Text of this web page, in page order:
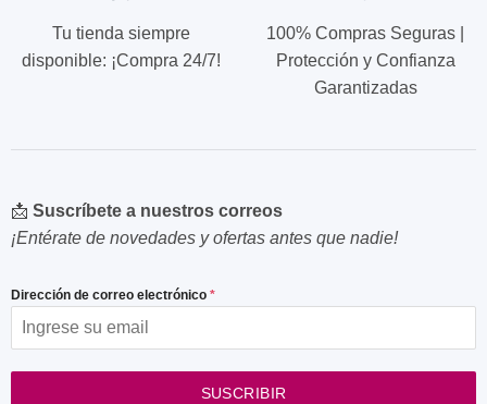
Tu tienda siempre
disponible: ¡Compra 24/7!
100% Compras Seguras |
Protección y Confianza
Garantizadas
📩 Suscríbete a nuestros correos
¡Entérate de novedades y ofertas antes que nadie!
Dirección de correo electrónico *
SUSCRIBIR